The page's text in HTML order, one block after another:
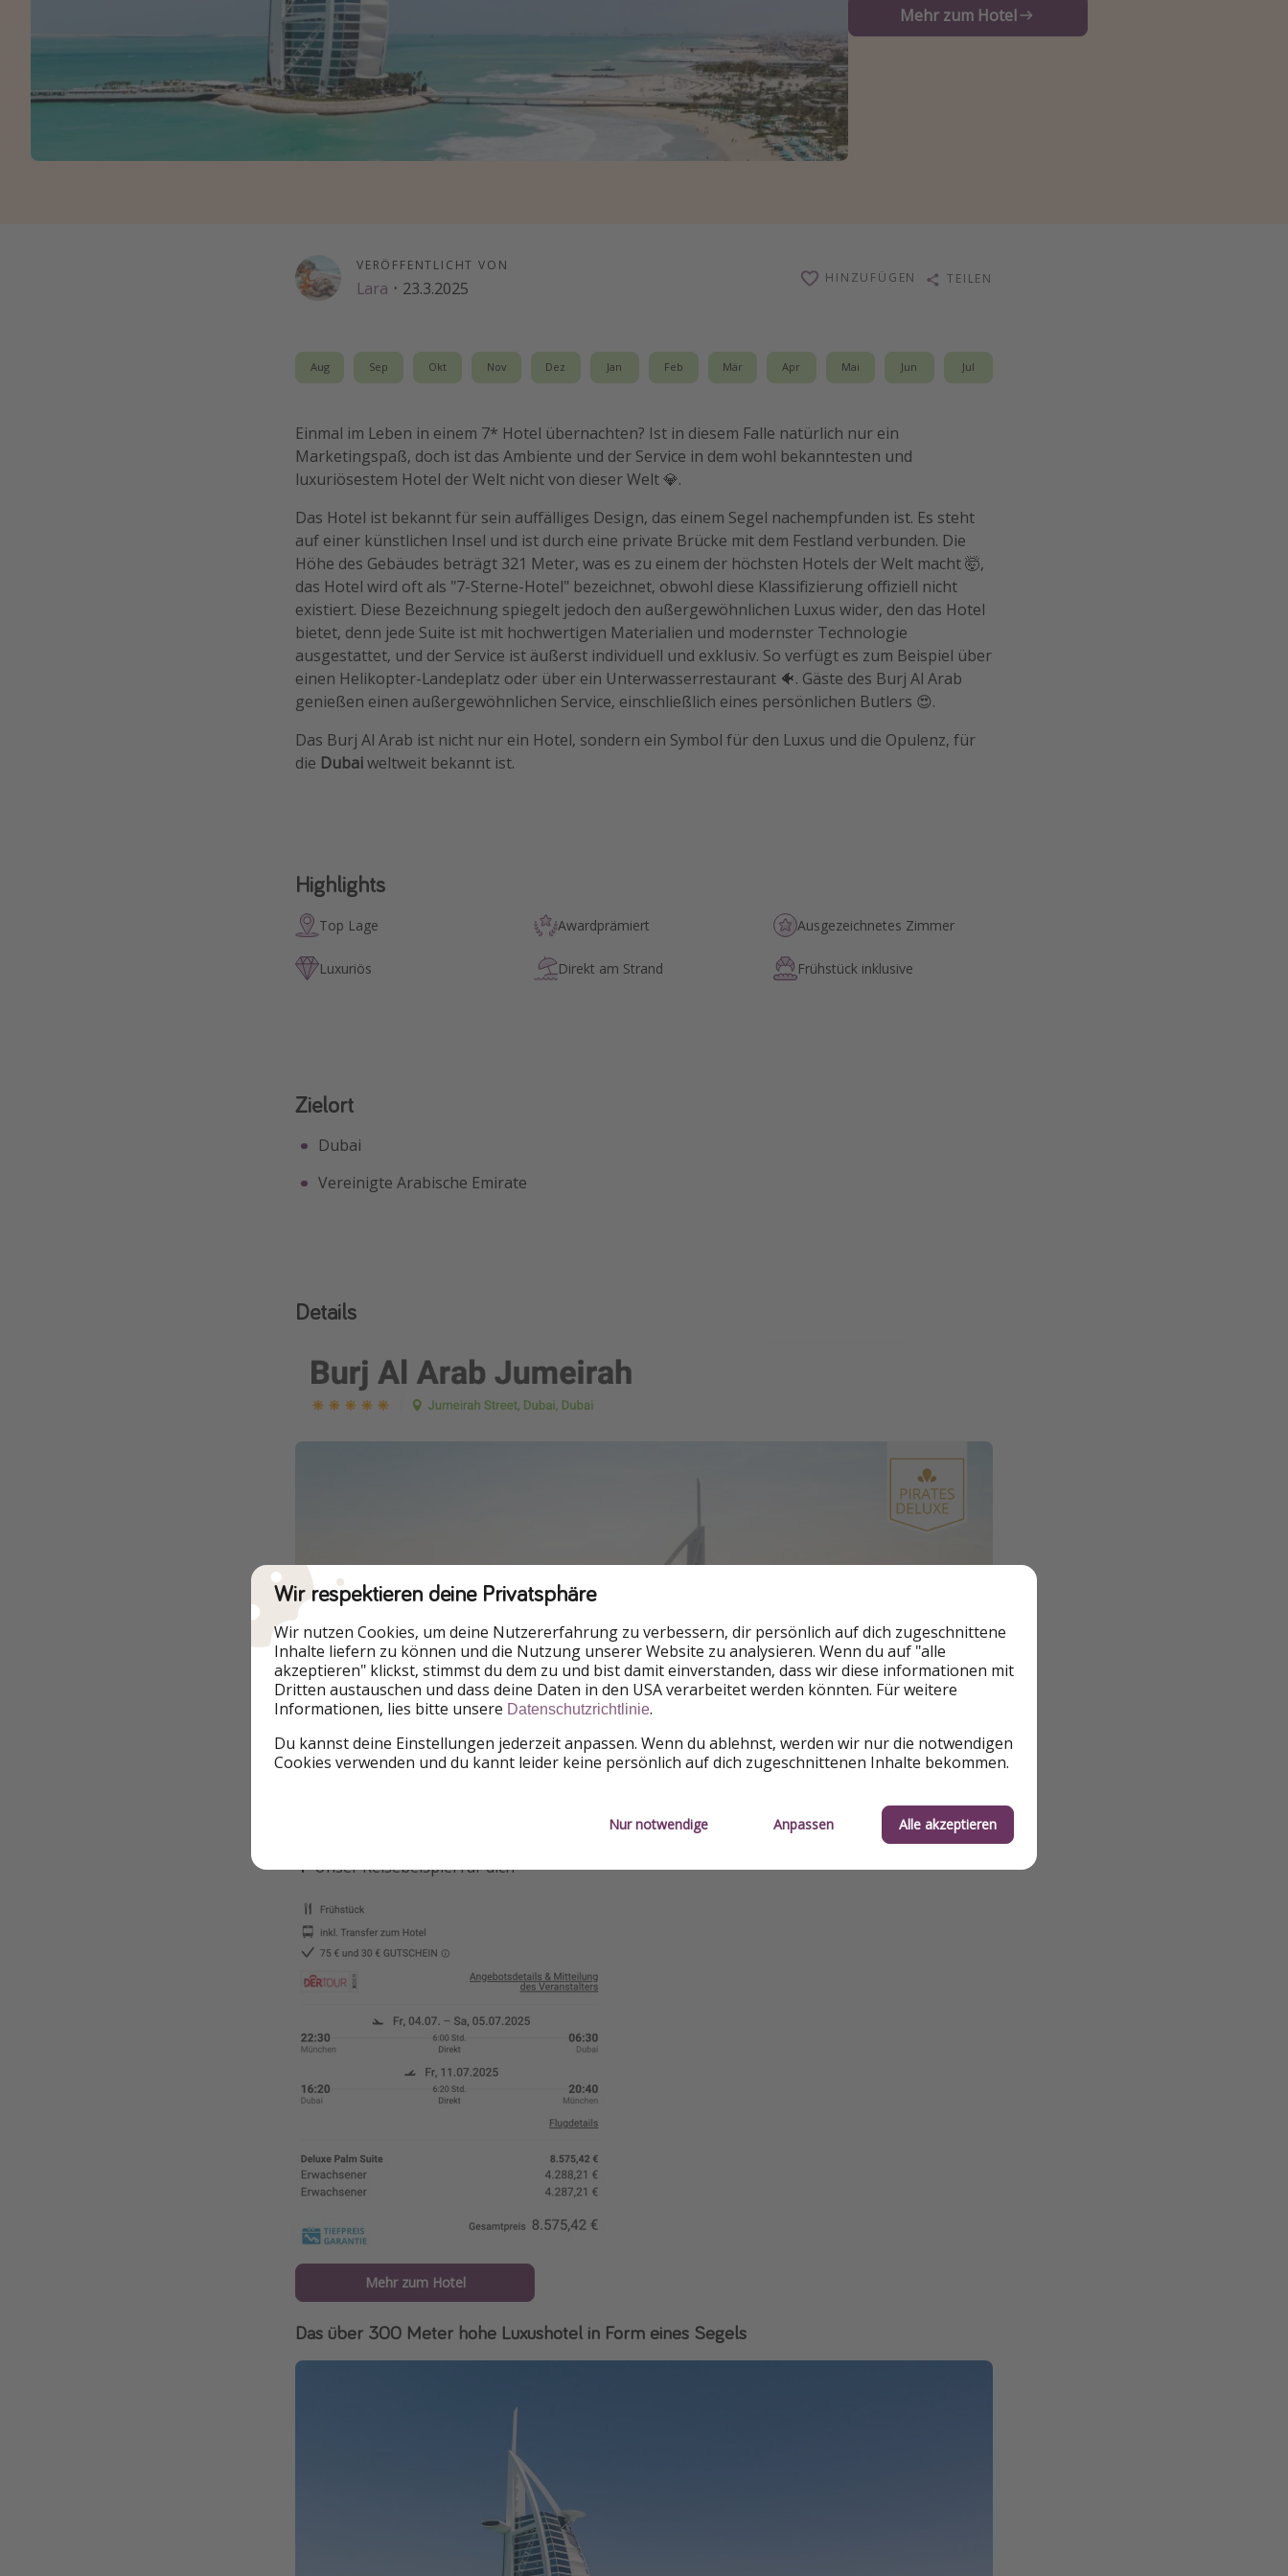
Mehr zum Hotel
VERÖFFENTLICHT VON
Lara · 23.3.2025
HINZUFÜGEN TEILEN
Aug Sep Okt Nov Dez Jan Feb Mär Apr Mai Jun Jul
Einmal im Leben in einem 7* Hotel übernachten? Ist in diesem Falle natürlich nur ein
Marketingspaß, doch ist das Ambiente und der Service in dem wohl bekanntesten und
luxuriösestem Hotel der Welt nicht von dieser Welt 💎.
Das Hotel ist bekannt für sein auffälliges Design, das einem Segel nachempfunden ist. Es steht
auf einer künstlichen Insel und ist durch eine private Brücke mit dem Festland verbunden. Die
Höhe des Gebäudes beträgt 321 Meter, was es zu einem der höchsten Hotels der Welt macht 🤯,
das Hotel wird oft als "7-Sterne-Hotel" bezeichnet, obwohl diese Klassifizierung offiziell nicht
existiert. Diese Bezeichnung spiegelt jedoch den außergewöhnlichen Luxus wider, den das Hotel
bietet, denn jede Suite ist mit hochwertigen Materialien und modernster Technologie
ausgestattet, und der Service ist äußerst individuell und exklusiv. So verfügt es zum Beispiel über
einen Helikopter-Landeplatz oder über ein Unterwasserrestaurant 🐠. Gäste des Burj Al Arab
genießen einen außergewöhnlichen Service, einschließlich eines persönlichen Butlers 😍.
Das Burj Al Arab ist nicht nur ein Hotel, sondern ein Symbol für den Luxus und die Opulenz, für
die Dubaiweltweit bekannt ist.
Highlights
Top Lage Awardprämiert Ausgezeichnetes Zimmer
Luxuriös Direkt am Strand Frühstück inklusive
Zielort
Dubai
Vereinigte Arabische Emirate
Details
🌴 Unser Reisebeispiel für dich
Mehr zum Hotel
Das über 300 Meter hohe Luxushotel in Form eines Segels
Wir respektieren deine Privatsphäre
Wir nutzen Cookies, um deine Nutzererfahrung zu verbessern, dir persönlich auf dich zugeschnittene
Inhalte liefern zu können und die Nutzung unserer Website zu analysieren. Wenn du auf "alle
akzeptieren" klickst, stimmst du dem zu und bist damit einverstanden, dass wir diese informationen mit
Dritten austauschen und dass deine Daten in den USA verarbeitet werden könnten. Für weitere
Informationen, lies bitte unsere Datenschutzrichtlinie.
Du kannst deine Einstellungen jederzeit anpassen. Wenn du ablehnst, werden wir nur die notwendigen
Cookies verwenden und du kannt leider keine persönlich auf dich zugeschnittenen Inhalte bekommen.
Nur notwendige Anpassen Alle akzeptieren